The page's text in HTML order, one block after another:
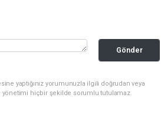
Gönder
yaptığınız yorumunuzla ilgili doğrudan veya
yönetimi hiçbir şekilde sorumlu tutulamaz.